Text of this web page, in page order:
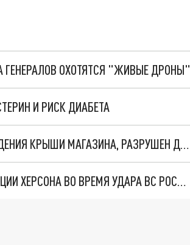
ГЕНЕРАЛОВ ОХОТЯТСЯ "ЖИВЫЕ ДРОНЫ"
И РИСК ДИАБЕТА
В АЛТАЙСКОМ КРАЕ ДЕВОЧКА ПОСТРАДАЛА ПОСЛЕ ПАДЕНИЯ КРЫШИ МАГАЗИНА, РАЗРУШЕН ДОМ
УКРАИНСКИЕ СИЛОВИКИ НАХОДИЛИСЬ В АДМИНИСТРАЦИИ ХЕРСОНА ВО ВРЕМЯ УДАРА ВС РОССИИ